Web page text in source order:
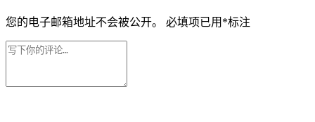
您的电子邮箱地址不会被公开。 必填项已用 *标注